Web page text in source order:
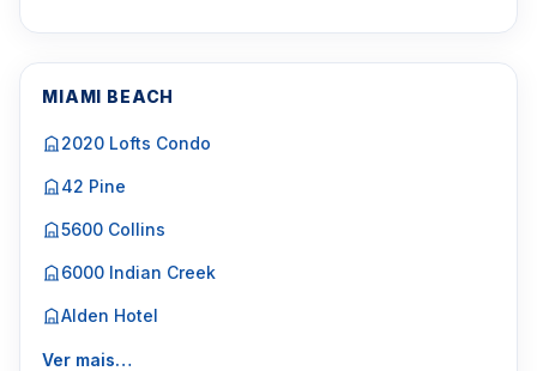
MIAMI BEACH
2020 Lofts Condo
42 Pine
5600 Collins
6000 Indian Creek
Alden Hotel
Ver mais…